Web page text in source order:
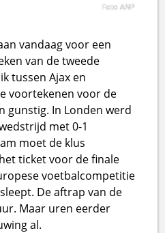
Foto ANP
vandaag voor een
van de tweede
tussen Ajax en
voortekenen voor de
gunstig. In Londen werd
met 0-1
moet de klus
ticket voor de finale
voetbalcompetitie
De aftrap van de
Maar uren eerder
al.